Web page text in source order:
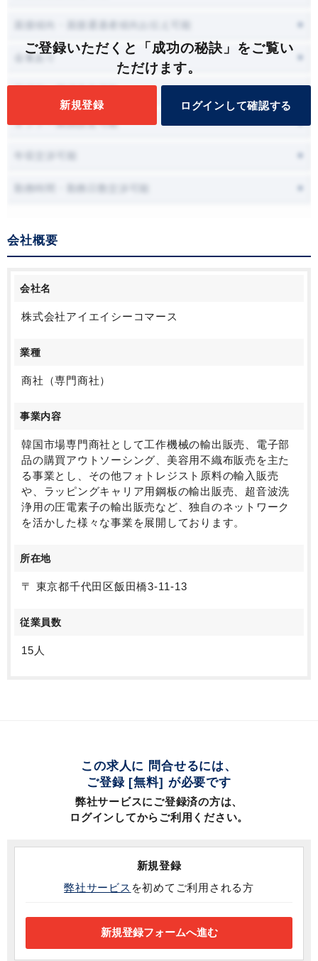
ご登録いただくと「成功の秘訣」をご覧い
ただけます。
新規登録 ログインして確認する
会食あり
オファー面談設定可能
会社概要
会社名
株式会社アイエイシーコマース
業種
商社（専門商社）
事業内容
韓国市場専門商社として工作機械の輸出販売、電子部
品の購買アウトソーシング、美容用不織布販売を主た
る事業とし、その他フォトレジスト原料の輸入販売
や、ラッピングキャリア用鋼板の輸出販売、超音波洗
浄用の圧電素子の輸出販売など、独自のネットワーク
を活かした様々な事業を展開しております。
所在地
〒 東京都千代田区飯田橋3-11-13
従業員数
15人
この求人に 問合せるには、
ご登録 [無料] が必要です
弊社サービスにご登録済の方は、
ログインしてからご利用ください。
新規登録
弊社サービス を初めてご利用される方